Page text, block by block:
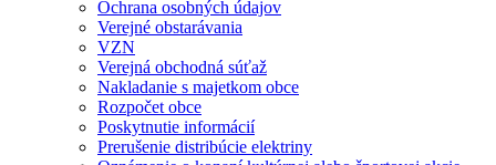
Ochrana osobných údajov
Verejné obstarávania
VZN
Verejná obchodná súťaž
Nakladanie s majetkom obce
Rozpočet obce
Poskytnutie informácií
Prerušenie distribúcie elektriny